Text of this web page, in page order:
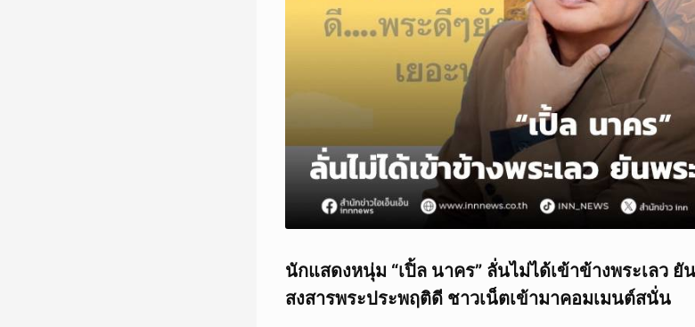
นักแสดงหนุ่ม “เปิ้ล นาคร” ลั่นไม่ได้เข้าข้างพระเลว ยั
สงสารพระประพฤติดี ชาวเน็ตเข้ามาคอมเมนต์สนั่น